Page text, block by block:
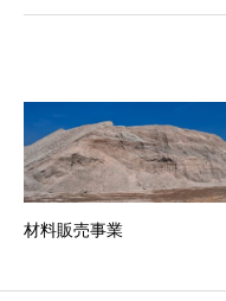
材料販売事業